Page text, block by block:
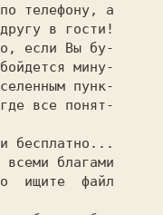
телефону, а
в гости!
если Вы бу-
мину-
пунк-
все понят-
всеми благами